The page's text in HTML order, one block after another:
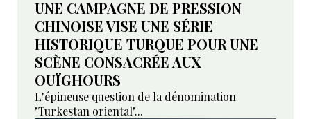
UNE CAMPAGNE DE PRESSION
CHINOISE VISE UNE SÉRIE
HISTORIQUE TURQUE POUR UNE
SCÈNE CONSACRÉE AUX
OUÏGHOURS
L'épineuse question de la dénomination
"Turkestan oriental"...